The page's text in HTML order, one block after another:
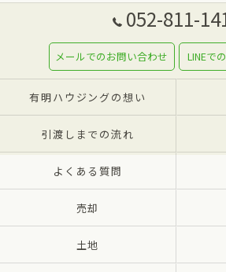
052-811-
メールでのお問い合わせ LINEで
有明ハウジングの想い
引渡しまでの流れ
よくある質問
売却
土地